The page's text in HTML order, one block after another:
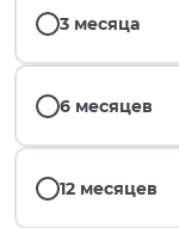
3 месяца
6 месяцев
12 месяцев